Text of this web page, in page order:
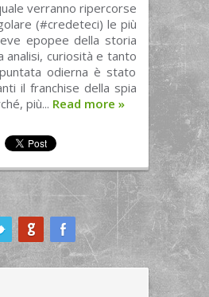
verranno ripercorse
(#credeteci) le più
epopee della storia
analisi, curiosità e tanto
odierna è stato
il franchise della spia
più... Read more »